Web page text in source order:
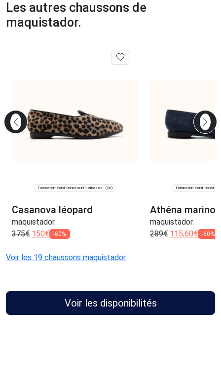
Les autres chaussons de
maquistador.
Fabrication: Saint-Donat-sur-l'Herbasse (26)
Casanova léopard
maquistador.
375€ 150€ -60%
Fabrication: Saint-Donat-
Athéna marino
maquistador.
289€ 115,60€ -60%
Voir les 19 chaussons maquistador.
Voir les disponibilités